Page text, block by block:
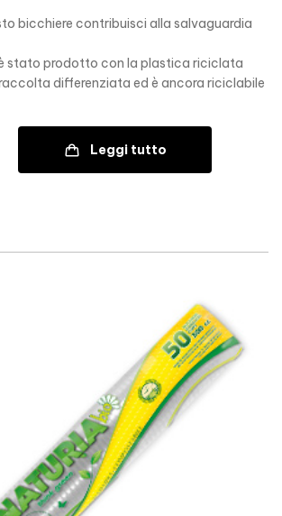
bicchiere contribuisci alla salvaguardia
stato prodotto con la plastica riciclata
differenziata ed è ancora riciclabile
Leggi tutto